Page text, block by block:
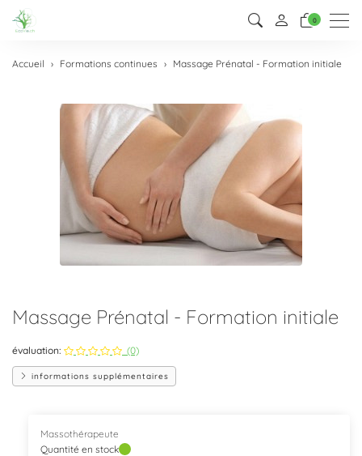
0
Accueil Formations continues Massage Prénatal - Formation initiale
Massage Prénatal - Formation initiale
évaluation: (0)
informations supplémentaires
Massothérapeute
Quantité en stock